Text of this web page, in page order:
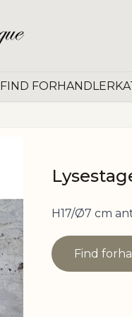
FIND FORHANDLER
H17/Ø7 cm
Find